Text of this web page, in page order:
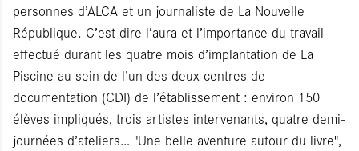
personnes d’ALCA et un journaliste de La Nouvelle
République. C’est dire l’aura et l’importance du travail
effectué durant les quatre mois d’implantation de La
Piscine au sein de l’un des deux centres de
documentation (CDI) de l’établissement : environ 150
élèves impliqués, trois artistes intervenants, quatre demi-
journées d’ateliers… "Une belle aventure autour du livre",